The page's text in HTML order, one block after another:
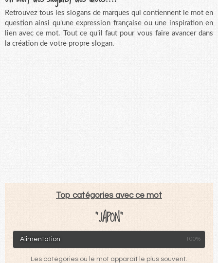
Retrouvez tous les slogans de marques qui contiennent le mot en
question ainsi qu'une expression française ou une inspiration en
lien avec ce mot. Tout ce qu'il faut pour vous faire avancer dans
la création de votre propre slogan.
Top catégories avec ce mot
"JAPON"
Alimentation 100%
Les catégories où le mot apparaît le plus souvent.